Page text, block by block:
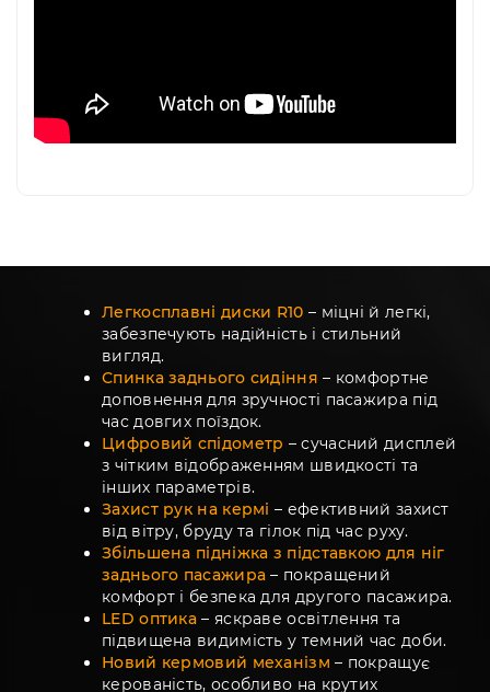
Легкосплавні диски R10 – міцні й легкі,
забезпечують надійність і стильний
вигляд.
Спинка заднього сидіння – комфортне
доповнення для зручності пасажира під
час довгих поїздок.
Цифровий спідометр – сучасний дисплей
з чітким відображенням швидкості та
інших параметрів.
Захист рук на кермі – ефективний захист
від вітру, бруду та гілок під час руху.
Збільшена підніжка з підставкою для ніг
заднього пасажира – покращений
комфорт і безпека для другого пасажира.
LED оптика – яскраве освітлення та
підвищена видимість у темний час доби.
Новий кермовий механізм – покращує
керованість, особливо на крутих